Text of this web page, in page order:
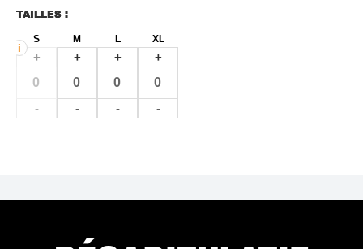
TAILLES :
S
+
i
-
M
+
-
L
+
-
XL
+
-